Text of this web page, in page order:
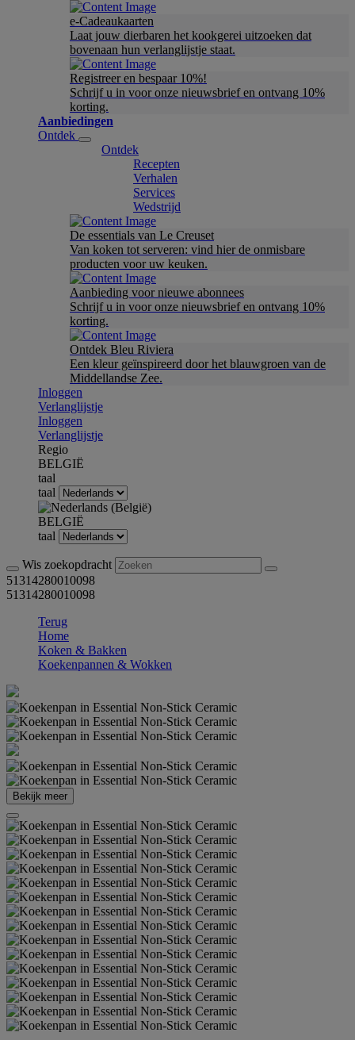
e-Cadeaukaarten
Laat jouw dierbaren het kookgerei uitzoeken dat
bovenaan hun verlanglijstje staat.
Registreer en bespaar 10%!
Schrijf u in voor onze nieuwsbrief en ontvang 10%
korting.
Aanbiedingen
Ontdek
Ontdek
Recepten
Verhalen
Services
Wedstrijd
De essentials van Le Creuset
Van koken tot serveren: vind hier de onmisbare
producten voor uw keuken.
Aanbieding voor nieuwe abonnees
Schrijf u in voor onze nieuwsbrief en ontvang 10%
korting.
Ontdek Bleu Riviera
Een kleur geïnspireerd door het blauwgroen van de
Middellandse Zee.
Inloggen
Verlanglijstje
Inloggen
Verlanglijstje
Regio
BELGIË
taal
taal
BELGIË
taal
Wis zoekopdracht
51314280010098
51314280010098
Terug
Home
Koken & Bakken
Koekenpannen & Wokken
Bekijk meer